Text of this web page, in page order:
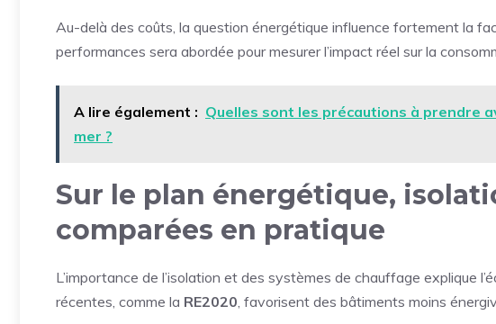
Au-delà des coûts, la question énergétique influence fortement la
performances sera abordée pour mesurer l’impact réel sur la
A lire également : Quelles sont les précautions à prendre
mer ?
Sur le plan énergétique,
comparées en pratique
L’importance de l’isolation et des systèmes de chauffage explique
récentes, comme la RE2020 , favorisent des bâtiments moins